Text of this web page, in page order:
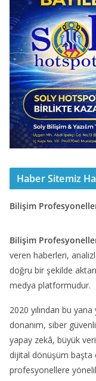
Haber Sitemiz
Bilişim
Bilişim
veren haberleri,
doğru bir şekilde
medya platformudur.
2020 yılından bu
donanım, siber
yapay zekâ, büyük
dijital dönüşüm başta
profesyonellere